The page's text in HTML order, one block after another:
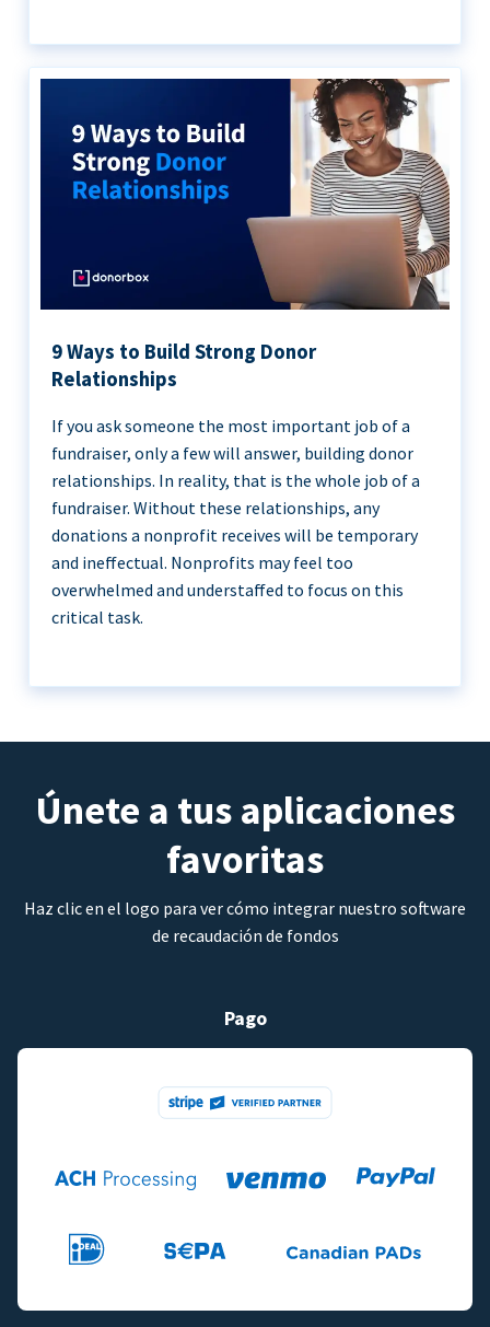
9 Ways to Build Strong Donor
Relationships
If you ask someone the most important job of a
fundraiser, only a few will answer, building donor
relationships. In reality, that is the whole job of a
fundraiser. Without these relationships, any
donations a nonprofit receives will be temporary
and ineffectual. Nonprofits may feel too
overwhelmed and understaffed to focus on this
critical task.
Únete a tus aplicaciones
favoritas
Haz clic en el logo para ver cómo integrar nuestro software
de recaudación de fondos
Pago